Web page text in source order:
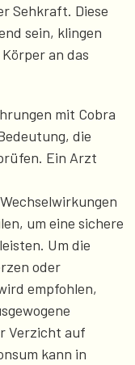
Sehkraft. Diese
sein, klingen
an das
mit Cobra
die
Ein Arzt
um eine sichere
Um die
oder
empfohlen,
Verzicht auf
kann in